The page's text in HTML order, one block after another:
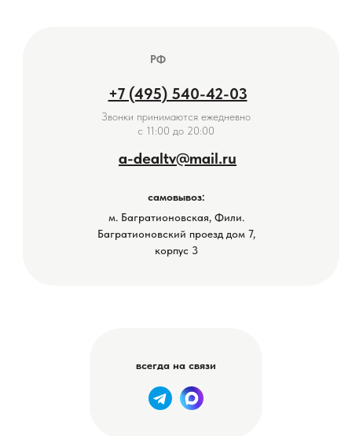
м. Багратионовская, Фили.
Багратионовский проезд дом 7,
корпус 3
+7 (495) 540-42-03
a-dealtv@mail.ru
Звонки принимаются ежедневно
с 11:00 до 20:00
самовывоз:
РФ
всегда на связи